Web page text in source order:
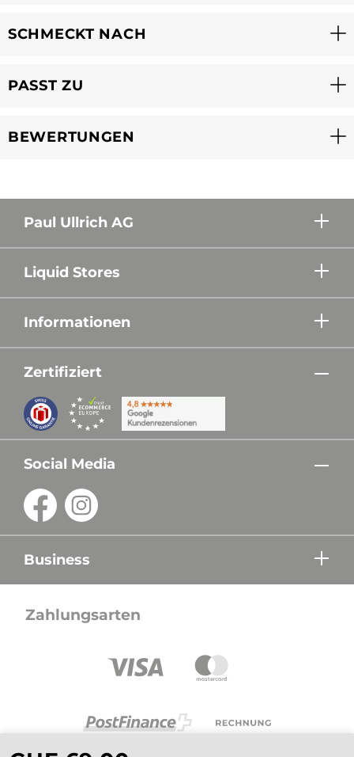
SCHMECKT NACH
PASST ZU
BEWERTUNGEN
Paul Ullrich AG
Liquid Stores
Informationen
Zertifiziert
Social Media
Business
Zahlungsarten